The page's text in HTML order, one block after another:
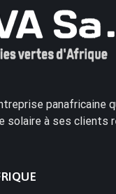
panafricaine
solaire à ses clients